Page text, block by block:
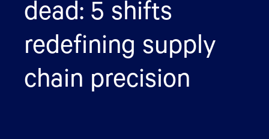
dead: 5 shifts
redefining supply
chain precision